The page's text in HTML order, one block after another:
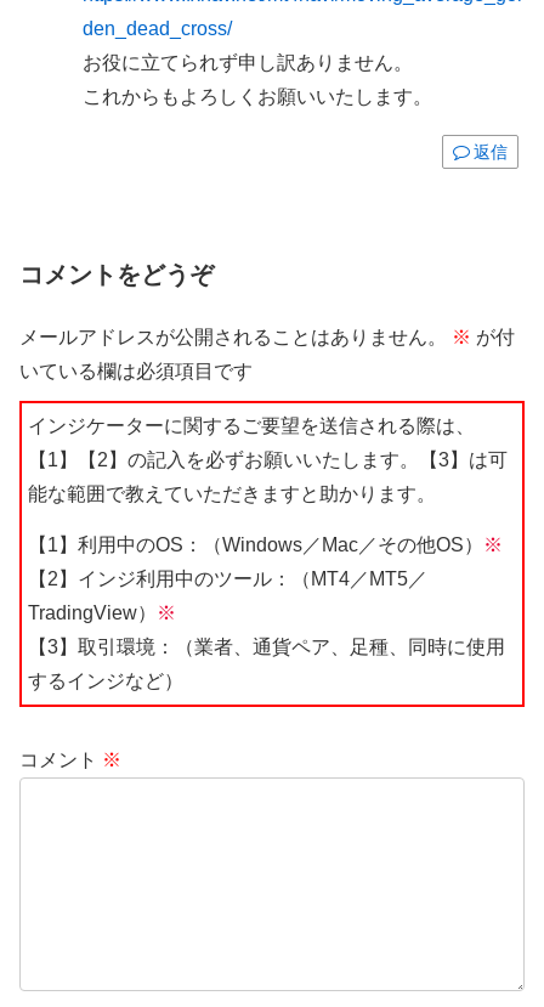
den_dead_cross/
お役に立てられず申し訳ありません。
これからもよろしくお願いいたします。
返信
コメントをどうぞ
メールアドレスが公開されることはありません。 ※ が付
いている欄は必須項目です
インジケーターに関するご要望を送信される際は、
【1】【2】の記入を必ずお願いいたします。【3】は可
能な範囲で教えていただきますと助かります。
【1】利用中のOS：（Windows／Mac／その他OS）
※
【2】インジ利用中のツール：（MT4／MT5／
TradingView）
※
【3】取引環境：（業者、通貨ペア、足種、同時に使用
するインジなど）
コメント ※